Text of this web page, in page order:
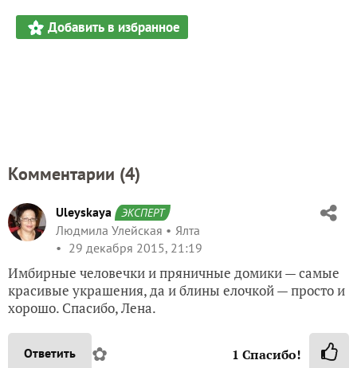
Добавить в избранное
Комментарии (4)
Uleyskaya ЭКСПЕРТ
Людмила Улейская
Ялта
29 декабря 2015, 21:19
Имбирные человечки и пряничные домики — самые
красивые украшения, да и блины елочкой — просто и
хорошо. Спасибо, Лена.
Ответить ✿ 1 Спасибо!